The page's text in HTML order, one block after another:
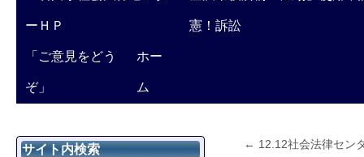
ーＨＰ 憲！訴訟
「ご意見をどう
ぞ」
ホー
ム
← 12.12社会法律セ
サイト内検索